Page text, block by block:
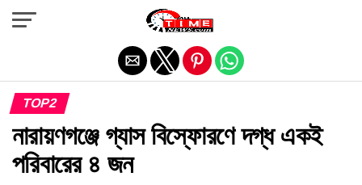
TOP2
নারায়ণগঞ্জে গ্যাস বিস্ফোরণে দগ্ধ একই
পরিবারের ৪ জন
Exit mobile version